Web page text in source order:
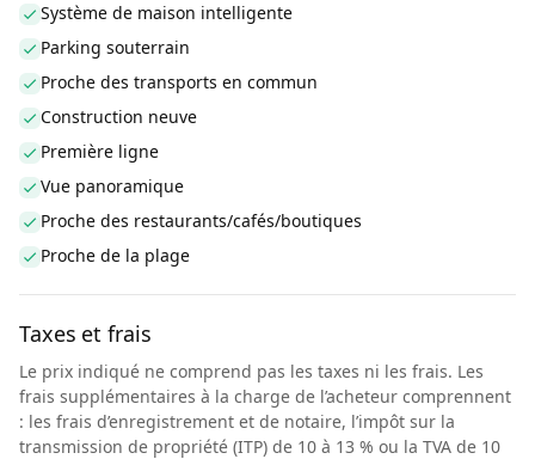
Système de maison intelligente
Parking souterrain
Proche des transports en commun
Construction neuve
Première ligne
Vue panoramique
Proche des restaurants/cafés/boutiques
Proche de la plage
Taxes et frais
Le prix indiqué ne comprend pas les taxes ni les frais. Les
frais supplémentaires à la charge de l’acheteur comprennent
: les frais d’enregistrement et de notaire, l’impôt sur la
transmission de propriété (ITP) de 10 à 13 % ou la TVA de 10